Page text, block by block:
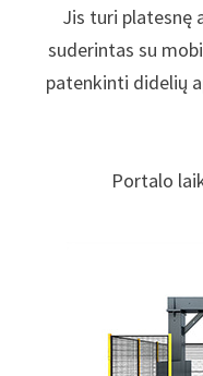
Jis turi platesnę
suderintas su
patenkinti didelių
Portalo